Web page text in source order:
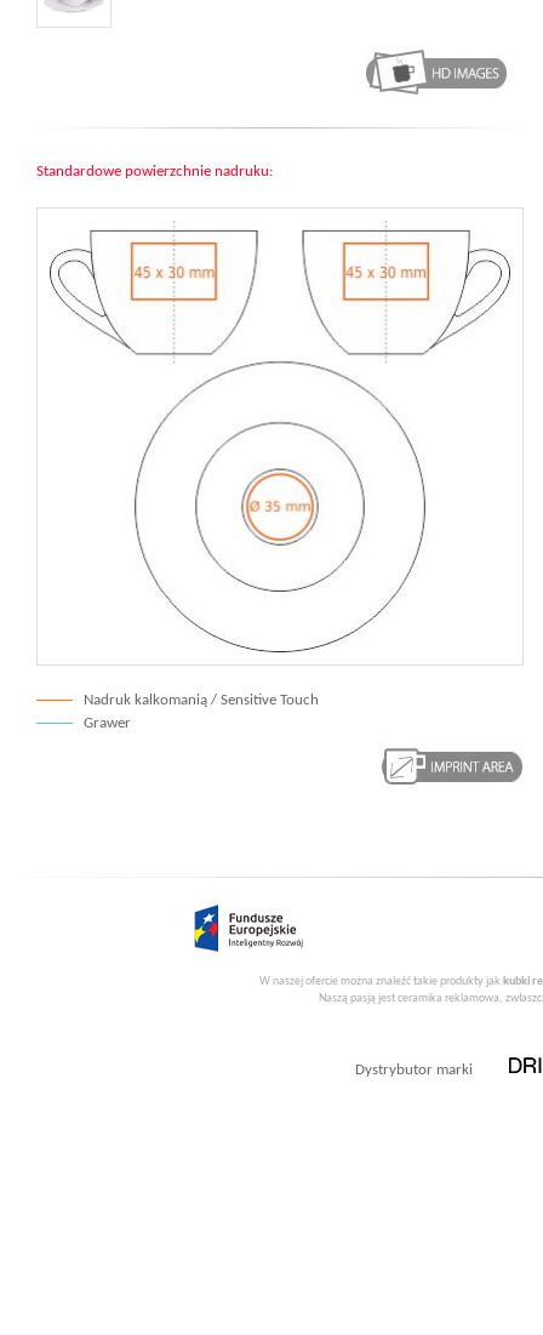
Standardowe powierzchnie nadruku:
Nadruk kalkomanią / Sensitive Touch
Grawer
W naszej ofercie można znaleźć takie produkty jak kubki
Naszą pasją jest ceramika reklamowa,
Dystrybutor marki